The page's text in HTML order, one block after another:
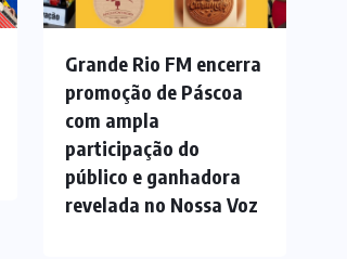
Grande Rio FM encerra
promoção de Páscoa
com ampla
participação do
público e ganhadora
revelada no Nossa Voz